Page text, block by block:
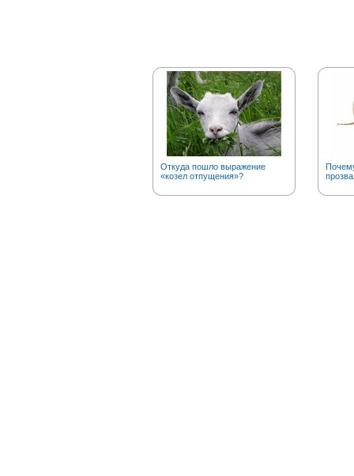
Откуда пошло выражение
«козел отпущения»?